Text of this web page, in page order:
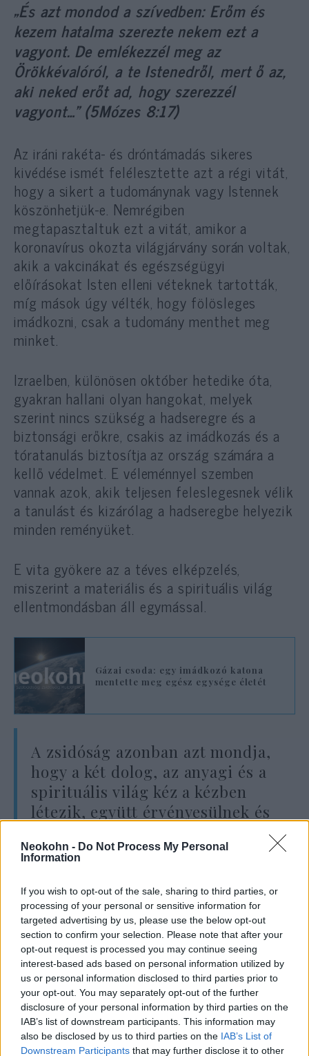
Neokohn - Do Not Process My Personal
Information
If you wish to opt-out of the sale, sharing to third parties, or
processing of your personal or sensitive information for
targeted advertising by us, please use the below opt-out
section to confirm your selection. Please note that after your
opt-out request is processed you may continue seeing
interest-based ads based on personal information utilized by
us or personal information disclosed to third parties prior to
your opt-out. You may separately opt-out of the further
disclosure of your personal information by third parties on the
IAB’s list of downstream participants. This information may
also be disclosed by us to third parties on the IAB’s List of
Downstream Participants that may further disclose it to other
„És azt mondod a szívedben: Erőm és
kezem hatalma szerezte nekem ezt a
vagyont. De emlékezzél meg az
Örökkévalóról, a te Istenedről, mert ő az,
aki neked erőt ad, hogy szerezzél
vagyont…” (5Mózes 8:17)
Az iráni rakéta- és dróntámadás sikeres
kivédése ismét felélesztette azt a régi vitát,
hogy a sikert a tudománynak vagy Istennek
köszönhetjük-e. Nemrégiben
megtapasztaltuk ezt a vitát, amikor a
koronavírus okozta világjárvány során voltak,
akik a vakcinákat és egészségügyi
előírásokat Isten elleni véteknek tartották,
míg mások úgy vélték, hogy fölösleges
imádkozni, csak a tudomány menthet meg
minket.
Izraelben, különösen október hetedike óta,
gyakran hallani olyan hangokat, melyek
szerint nincs szükség a hadseregre és a
biztonsági erőkre, csakis az imádkozás és a
tóratanulás biztosítja az ország számára a
kellő védelmet. E véleménnyel szemben
vannak azok, akik teljesen feleslegesnek vélik
a tanulást és kizárólag a hadseregbe helyezik
minden reményüket.
E vita gyökere az a téves elképzelés,
miszerint a materiális és a spirituális világ
ellentmondásban áll egymással.
Gázai csoda: egy imádkozó katona
mentette meg egész egysége életét
A zsidóság azonban azt mondja,
hogy a két dolog, az anyagi és a
spirituális világ kéz a kézben
létezik, együtt érvényesülnek és
választható el.
Izrael népe azért képes katonai és gazdasági
sikereket elérni, mert egyfelől kellő időt,
energiát és pénzt fektet a haladásba,
másfelől évezredes értékek szerint,
spiritualitással átszőve éli mindennapi,
természetes életét.
A két elem – anyagi és spirituális – nem